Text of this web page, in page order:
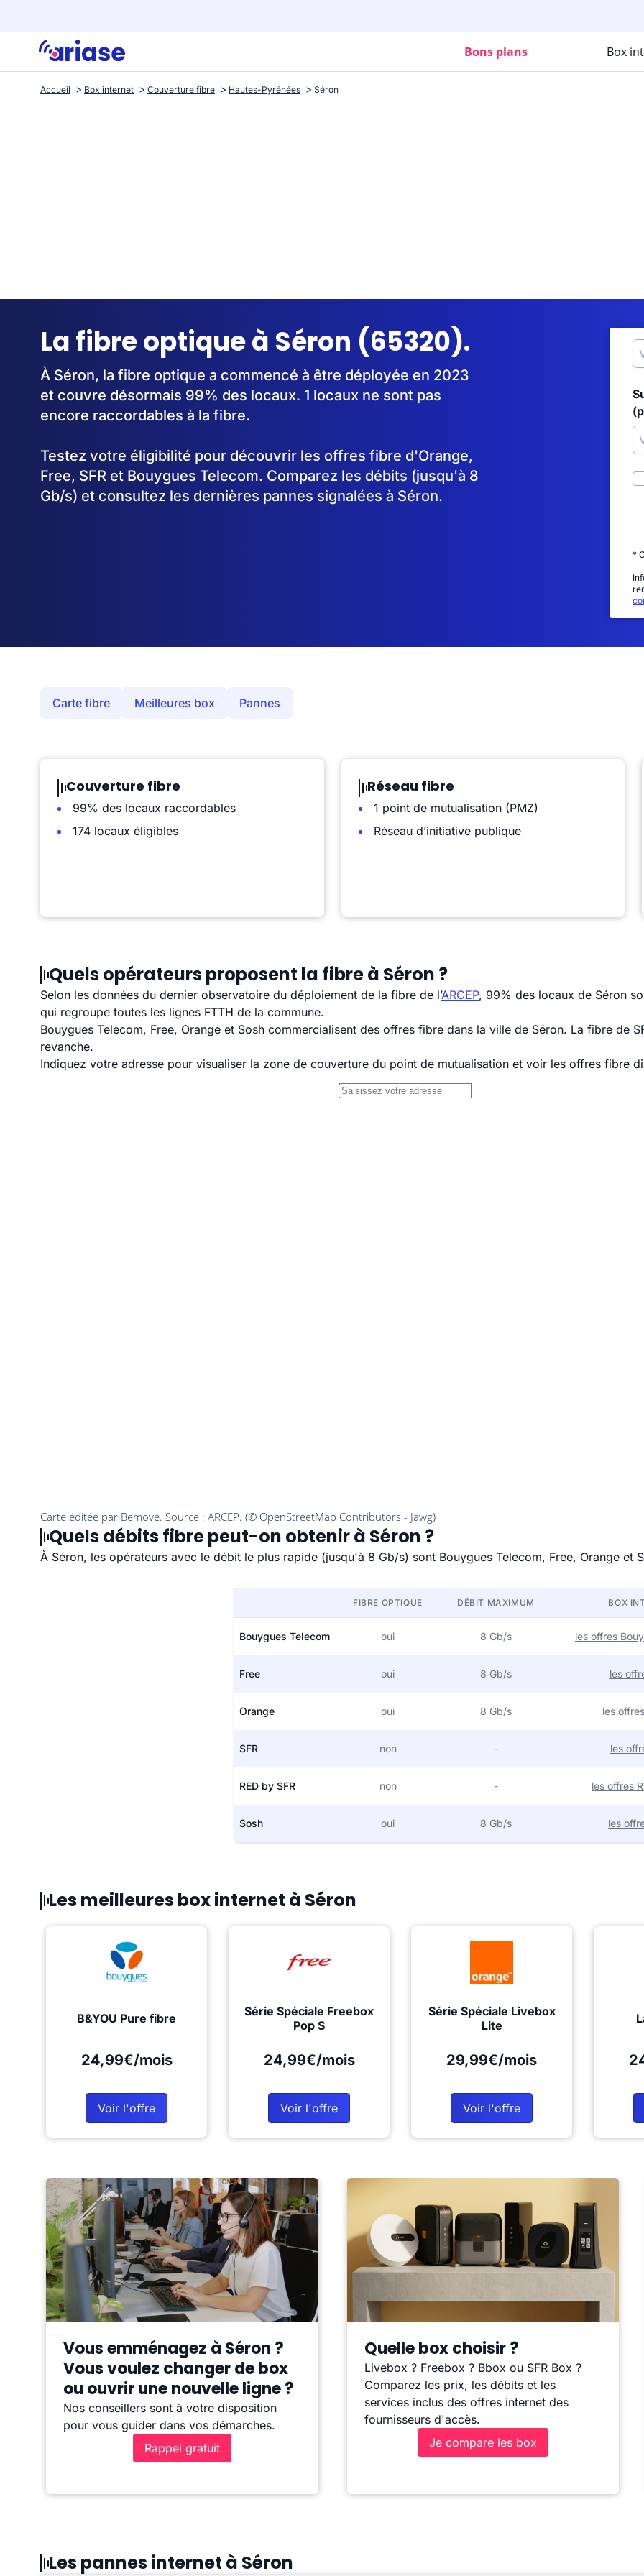
Bons plans Box
Accueil Box internet Couverture fibre Hautes-Pyrénées Séron
La fibre optique à Séron (65320).
À Séron, la fibre optique a commencé à être déployée en 2023
et couvre désormais 99% des locaux. 1 locaux ne sont pas
encore raccordables à la fibre.
Testez votre éligibilité pour découvrir les offres fibre d'Orange,
Free, SFR et Bouygues Telecom. Comparez les débits (jusqu'à 8
Gb/s) et consultez les dernières pannes signalées à Séron.
*
Carte fibre Meilleures box Pannes
Couverture fibre
99% des locaux raccordables
174 locaux éligibles
Réseau fibre
1 point de mutualisation (PMZ)
Réseau d’initiative publique
Quels opérateurs proposent la fibre à Séron ?
Selon les données du dernier observatoire du déploiement de la fibre de l’ARCEP, 99% des locaux de Séron
qui regroupe toutes les lignes FTTH de la commune.
Bouygues Telecom, Free, Orange et Sosh commercialisent des offres fibre dans la ville de Séron. La fibre de
revanche.
Indiquez votre adresse pour visualiser la zone de couverture du point de mutualisation et voir les offres fibre
Quels débits fibre peut-on obtenir à Séron ?
À Séron, les opérateurs avec le débit le plus rapide (jusqu'à 8 Gb/s) sont Bouygues Telecom, Free, Orange et
FIBRE OPTIQUE DÉBIT MAXIMUM BOX
Bouygues Telecom oui 8 Gb/s les offres
Free oui 8 Gb/s les
Orange oui 8 Gb/s les
SFR non - les
RED by SFR non - les offres
Sosh oui 8 Gb/s les
Les meilleures box internet à Séron
B&YOU Pure fibre
24,99€/mois
Voir l'offre
Série Spéciale Freebox
Pop S
24,99€/mois
Voir l'offre
Série Spéciale Livebox
Lite
29,99€/mois
Voir l'offre
Vous emménagez à Séron ?
Vous voulez changer de box
ou ouvrir une nouvelle ligne ?
Nos conseillers sont à votre disposition
pour vous guider dans vos démarches.
Rappel gratuit
Quelle box choisir ?
Livebox ? Freebox ? Bbox ou SFR Box ?
Comparez les prix, les débits et les
services inclus des offres internet des
fournisseurs d'accès.
Je compare les box
Les pannes internet à Séron